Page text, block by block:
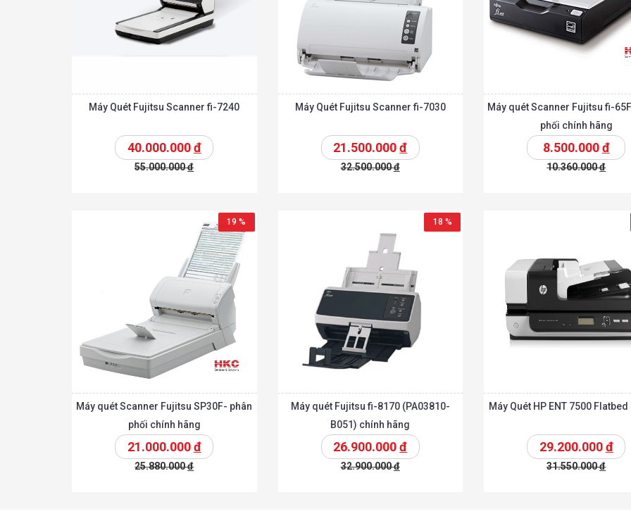
Máy Quét Fujitsu Scanner fi-7240
40.000.000đ
55.000.000đ
Máy Quét Fujitsu Scanner fi-7030
21.500.000đ
32.500.000đ
Máy quét Scanner Fujitsu fi-
phối chính hãng
8.500.000đ
10.360.000đ
19 %
Máy quét Scanner Fujitsu SP30F- phân
phối chính hãng
21.000.000đ
25.880.000đ
18 %
Máy quét Fujitsu fi-8170 (PA03810-
B051) chính hãng
26.900.000đ
32.900.000đ
Máy Quét HP ENT 7500 Flatbed
29.200.000đ
31.550.000đ